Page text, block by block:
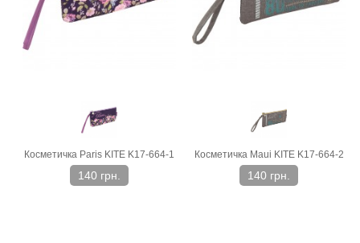
Косметичка Paris KITE K17-664-1
140 грн.
Косметичка Maui KITE K17-664-2
140 грн.